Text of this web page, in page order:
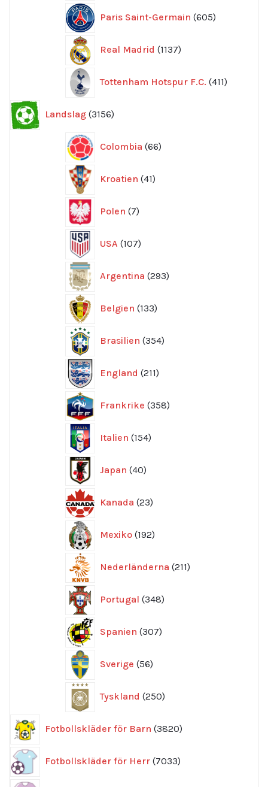
Paris Saint-Germain 605
produkter
Real Madrid 1137
produkter
Tottenham Hotspur F.C. 411
produkter
Landslag 3156
produkter
Colombia 66
produkter
Kroatien 41
produkter
Polen 7
produkter
USA 107
produkter
Argentina 293
produkter
Belgien 133
produkter
Brasilien 354
produkter
England 211
produkter
Frankrike 358
produkter
Italien 154
produkter
Japan 40
produkter
Kanada 23
produkter
Mexiko 192
produkter
Nederländerna 211
produkter
Portugal 348
produkter
Spanien 307
produkter
Sverige 56
produkter
Tyskland 250
produkter
Fotbollskläder för Barn 3820
produkter
Fotbollskläder för Herr 7033
produkter